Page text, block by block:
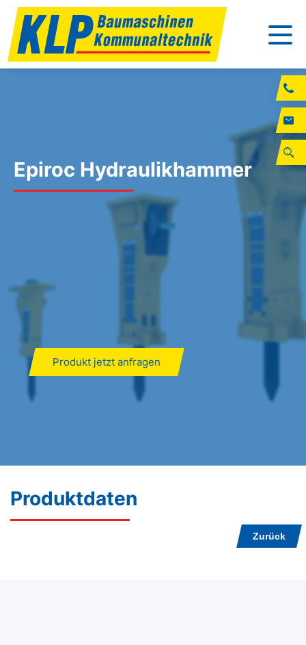
Epiroc Hydraulikhammer
Produkt jetzt anfragen
Produktdaten
Zurück